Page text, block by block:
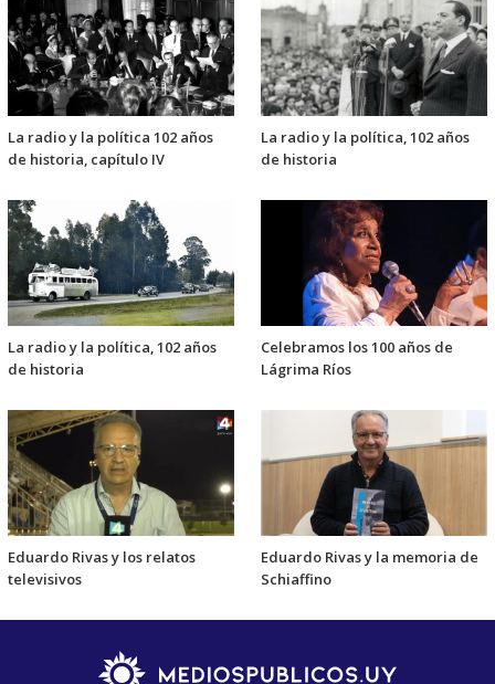
La radio y la política 102 años
de historia, capítulo IV
La radio y la política, 102 años
de historia
La radio y la política, 102 años
de historia
Celebramos los 100 años de
Lágrima Ríos
Eduardo Rivas y los relatos
televisivos
Eduardo Rivas y la memoria de
Schiaffino